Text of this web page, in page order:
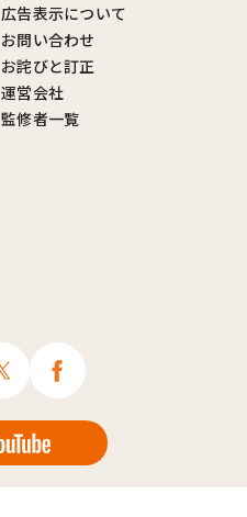
広告表示について
お問い合わせ
お詫びと訂正
運営会社
監修者一覧